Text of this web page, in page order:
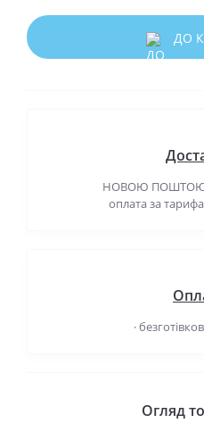
ДО
НОВОЮ
оплата за
·
Огляд